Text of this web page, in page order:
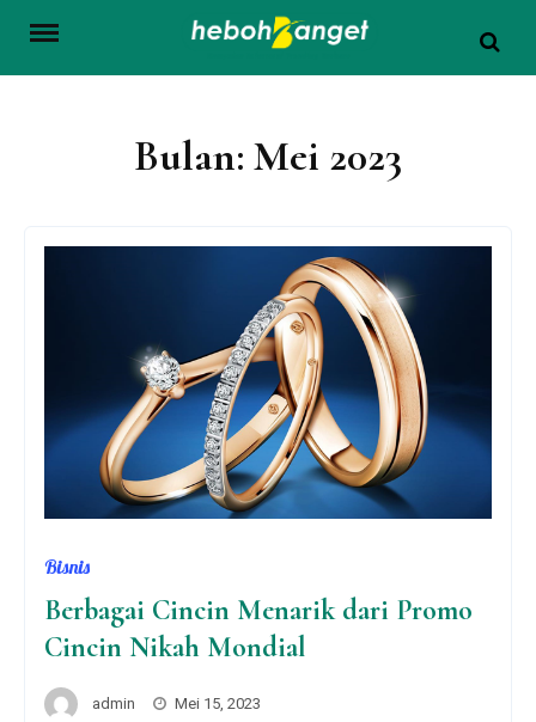
Bulan: Mei 2023
Bisnis
Berbagai Cincin Menarik dari Promo
Cincin Nikah Mondial
admin Mei 15, 2023